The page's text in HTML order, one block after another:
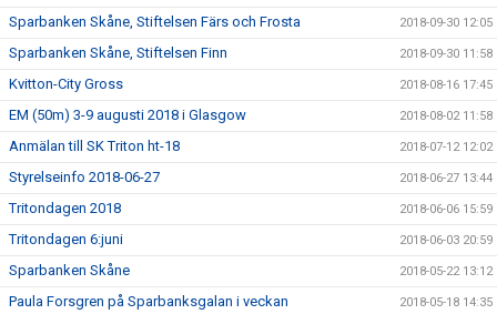
Sparbanken Skåne, Stiftelsen Färs och Frosta 2018-09-30 12:05
Sparbanken Skåne, Stiftelsen Finn 2018-09-30 11:58
Kvitton-City Gross 2018-08-16 17:45
EM (50m) 3-9 augusti 2018 i Glasgow 2018-08-02 11:58
Anmälan till SK Triton ht-18 2018-07-12 12:02
Styrelseinfo 2018-06-27 2018-06-27 13:44
Tritondagen 2018 2018-06-06 15:59
Tritondagen 6:juni 2018-06-03 20:59
Sparbanken Skåne 2018-05-22 13:12
Paula Forsgren på Sparbanksgalan i veckan 2018-05-18 14:35